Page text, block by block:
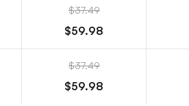
$37.49
$59.98
$37.49
$59.98